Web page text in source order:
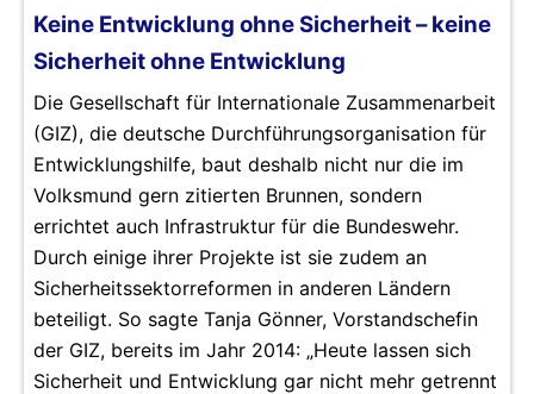
Keine Entwicklung ohne Sicherheit – keine
Sicherheit ohne Entwicklung
Die Gesellschaft für Internationale Zusammenarbeit
(GIZ), die deutsche Durchführungsorganisation für
Entwicklungshilfe, baut deshalb nicht nur die im
Volksmund gern zitierten Brunnen, sondern
errichtet auch Infrastruktur für die Bundeswehr.
Durch einige ihrer Projekte ist sie zudem an
Sicherheitssektorreformen in anderen Ländern
beteiligt. So sagte Tanja Gönner, Vorstandschefin
der GIZ, bereits im Jahr 2014: „Heute lassen sich
Sicherheit und Entwicklung gar nicht mehr getrennt